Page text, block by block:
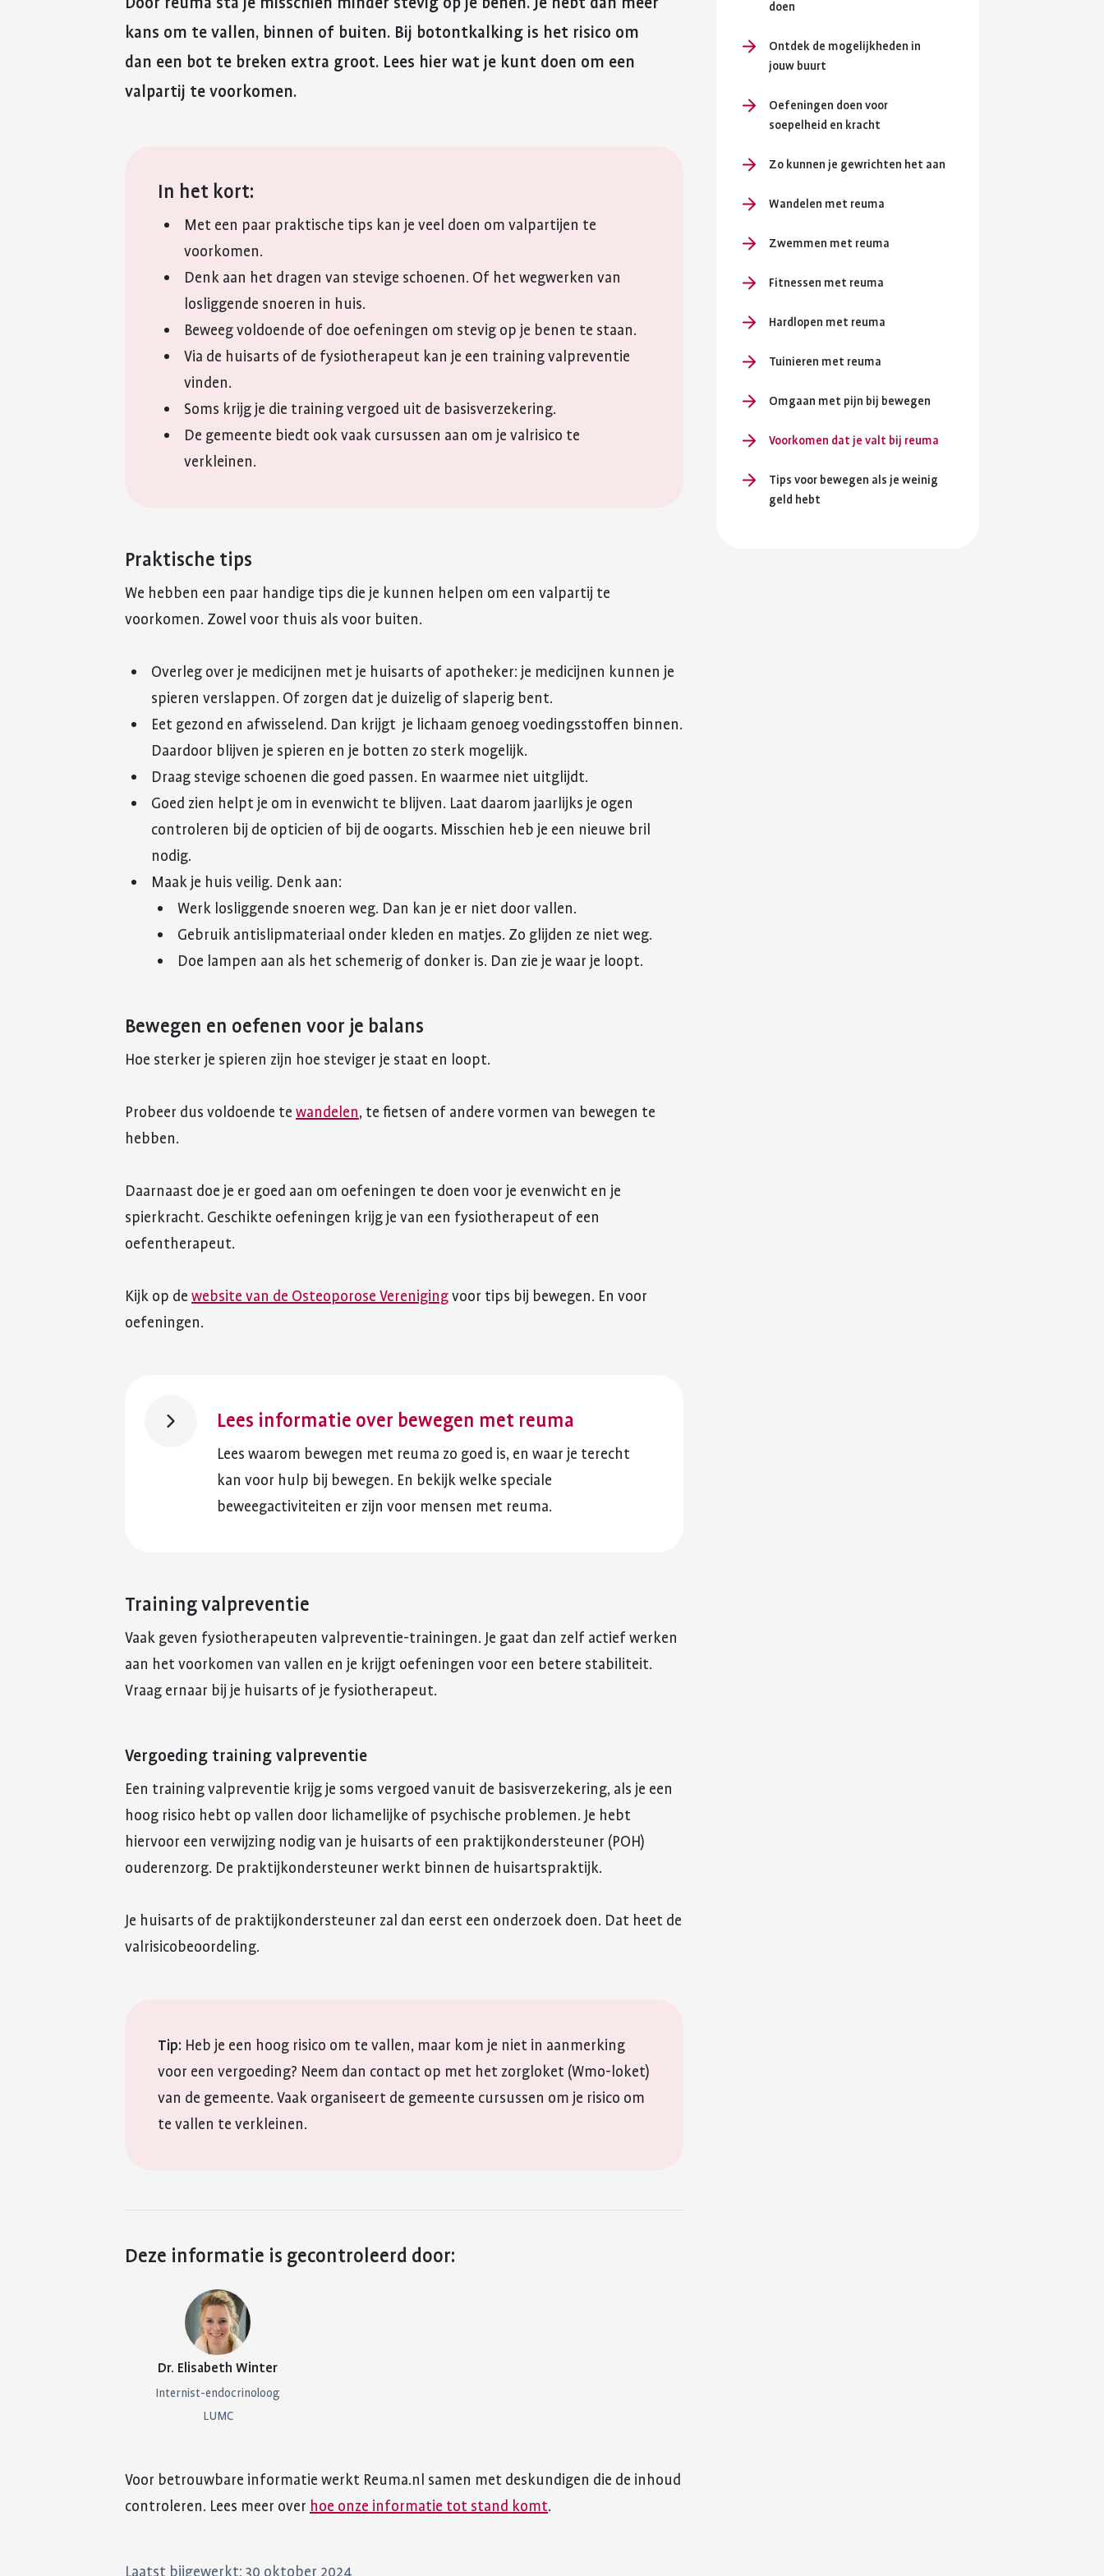
gaan.
Kinderwens en zwangerschap
Meer over voeding en
E-mail
kans om te vallen, binnen of buiten. Bij botontkalking is het risico om
dan een bot te breken extra groot. Lees hier wat je kunt doen om een
valpartij te voorkomen.
In het kort:
Met een paar praktische tips kan je veel doen om valpartijen te
voorkomen.
Denk aan het dragen van stevige schoenen. Of het wegwerken van
losliggende snoeren in huis.
Beweeg voldoende of doe oefeningen om stevig op je benen te staan.
Via de huisarts of de fysiotherapeut kan je een training valpreventie
vinden.
Soms krijg je die training vergoed uit de basisverzekering.
De gemeente biedt ook vaak cursussen aan om je valrisico te
verkleinen.
Praktische tips
We hebben een paar handige tips die je kunnen helpen om een valpartij te
voorkomen. Zowel voor thuis als voor buiten.
Overleg over je medicijnen met je huisarts of apotheker: je medicijnen kunnen je
spieren verslappen. Of zorgen dat je duizelig of slaperig bent.
Eet gezond en afwisselend. Dan krijgt je lichaam genoeg voedingsstoffen binnen.
Daardoor blijven je spieren en je botten zo sterk mogelijk.
Draag stevige schoenen die goed passen. En waarmee niet uitglijdt.
Goed zien helpt je om in evenwicht te blijven. Laat daarom jaarlijks je ogen
controleren bij de opticien of bij de oogarts. Misschien heb je een nieuwe bril
nodig.
Maak je huis veilig. Denk aan:
Werk losliggende snoeren weg. Dan kan je er niet door vallen.
Gebruik antislipmateriaal onder kleden en matjes. Zo glijden ze niet weg.
Doe lampen aan als het schemerig of donker is. Dan zie je waar je loopt.
Bewegen en oefenen voor je balans
Hoe sterker je spieren zijn hoe steviger je staat en loopt.
Probeer dus voldoende te wandelen, te fietsen of andere vormen van bewegen te
hebben.
Daarnaast doe je er goed aan om oefeningen te doen voor je evenwicht en je
spierkracht. Geschikte oefeningen krijg je van een fysiotherapeut of een
oefentherapeut.
Kijk op de website van de Osteoporose Vereniging voor tips bij bewegen. En voor
oefeningen.
Lees informatie over bewegen met reuma
Lees waarom bewegen met reuma zo goed is, en waar je terecht
kan voor hulp bij bewegen. En bekijk welke speciale
beweegactiviteiten er zijn voor mensen met reuma.
Training valpreventie
Vaak geven fysiotherapeuten valpreventie-trainingen. Je gaat dan zelf actief werken
aan het voorkomen van vallen en je krijgt oefeningen voor een betere stabiliteit.
Vraag ernaar bij je huisarts of je fysiotherapeut.
Vergoeding training valpreventie
Een training valpreventie krijg je soms vergoed vanuit de basisverzekering, als je een
hoog risico hebt op vallen door lichamelijke of psychische problemen. Je hebt
hiervoor een verwijzing nodig van je huisarts of een praktijkondersteuner (POH)
ouderenzorg. De praktijkondersteuner werkt binnen de huisartspraktijk.
Je huisarts of de praktijkondersteuner zal dan eerst een onderzoek doen. Dat heet de
valrisicobeoordeling.
Tip: Heb je een hoog risico om te vallen, maar kom je niet in aanmerking
voor een vergoeding? Neem dan contact op met het zorgloket (Wmo-loket)
van de gemeente. Vaak organiseert de gemeente cursussen om je risico om
te vallen te verkleinen.
Deze informatie is gecontroleerd door:
Dr. Elisabeth Winter
Internist-endocrinoloog
LUMC
Voor betrouwbare informatie werkt Reuma.nl samen met deskundigen die de inhoud
controleren. Lees meer over hoe onze informatie tot stand komt.
Laatst bijgewerkt: 30 oktober 2024
doen
Ontdek de mogelijkheden in
jouw buurt
Oefeningen doen voor
soepelheid en kracht
Zo kunnen je gewrichten het aan
Wandelen met reuma
Zwemmen met reuma
Fitnessen met reuma
Hardlopen met reuma
Tuinieren met reuma
Omgaan met pijn bij bewegen
Voorkomen dat je valt bij reuma
Tips voor bewegen als je weinig
geld hebt